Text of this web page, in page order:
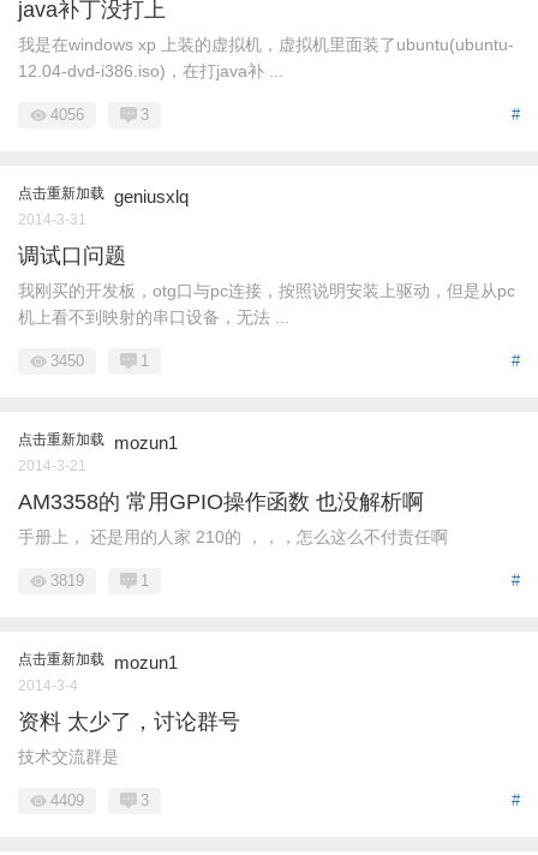
java补丁没打上
我是在windows xp 上装的虚拟机，虚拟机里面装了ubuntu(ubuntu-
12.04-dvd-i386.iso)，在打java补 ...
#
4056 3
点击重新加载 geniusxlq
2014-3-31
调试口问题
我刚买的开发板，otg口与pc连接，按照说明安装上驱动，但是从pc
机上看不到映射的串口设备，无法 ...
#
3450 1
点击重新加载 mozun1
2014-3-21
AM3358的 常用GPIO操作函数 也没解析啊
手册上， 还是用的人家 210的 ，，，怎么这么不付责任啊
#
3819 1
点击重新加载 mozun1
2014-3-4
资料 太少了，讨论群号
技术交流群是
#
4409 3